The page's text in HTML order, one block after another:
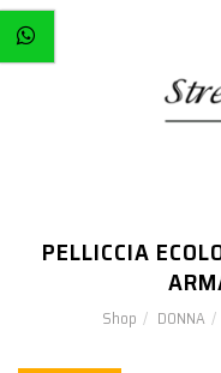
Shop DONNA
PELLICCIA